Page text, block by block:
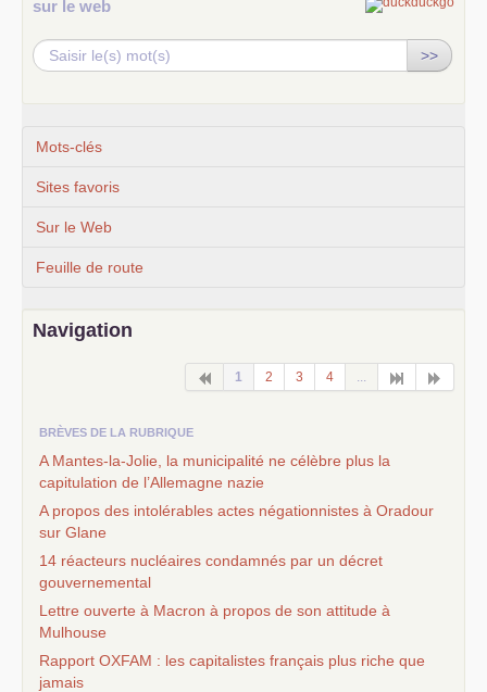
sur le web
>>
Mots-clés
Sites favoris
Sur le Web
Feuille de route
Navigation
1 2 3 4 ...
BRÈVES DE LA RUBRIQUE
A Mantes-la-Jolie, la municipalité ne célèbre plus la
capitulation de l’Allemagne nazie
A propos des intolérables actes négationnistes à Oradour
sur Glane
14 réacteurs nucléaires condamnés par un décret
gouvernemental
Lettre ouverte à Macron à propos de son attitude à
Mulhouse
Rapport OXFAM : les capitalistes français plus riche que
jamais